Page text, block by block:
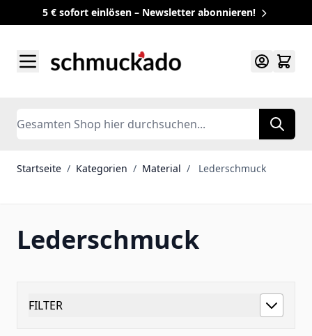
5 € sofort einlösen – Newsletter abonnieren!
Search
Startseite / Kategorien / Material / Lederschmuck
Lederschmuck
FILTER